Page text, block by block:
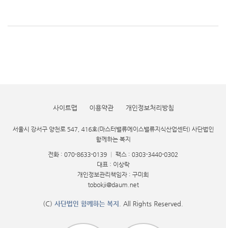
사이트맵 이용약관 개인정보처리방침
서울시 강서구 양천로 547, 416호(마스터밸류에이스밸류지식산업센터) 사단법인
함께하는 복지
전화 : 070-8633-0139
팩스 : 0303-3440-0302
대표 : 이상락
개인정보관리책임자 : 구미희
tobokji@daum.net
(C) 사단법인 함께하는 복지 . All Rights Reserved.